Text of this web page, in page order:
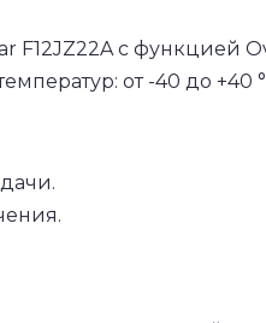
F12JZ22A с
от -40 до +40